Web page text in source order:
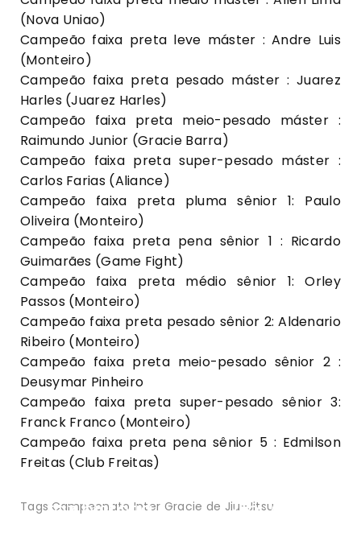
(Nova Uniao)
Campeão faixa preta leve máster : Andre Luis
(Monteiro)
Campeão faixa preta pesado máster : Juarez
Harles (Juarez Harles)
Campeão faixa preta meio-pesado máster :
Raimundo Junior (Gracie Barra)
Campeão faixa preta super-pesado máster :
Carlos Farias (Aliance)
Campeão faixa preta pluma sênior 1: Paulo
Oliveira (Monteiro)
Campeão faixa preta pena sênior 1 : Ricardo
Guimarães (Game Fight)
Campeão faixa preta médio sênior 1: Orley
Passos (Monteiro)
Campeão faixa preta pesado sênior 2: Aldenario
Ribeiro (Monteiro)
Campeão faixa preta meio-pesado sênior 2 :
Deusymar Pinheiro
Campeão faixa preta super-pesado sênior 3:
Franck Franco (Monteiro)
Campeão faixa preta pena sênior 5 : Edmilson
Freitas (Club Freitas)
Tags: Campeonato Inter Gracie de Jiu-Jitsu
faz história
De volta